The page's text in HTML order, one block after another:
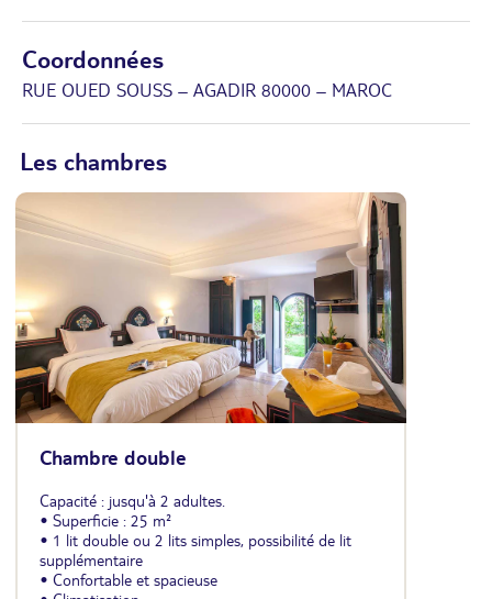
Coordonnées
RUE OUED SOUSS – AGADIR 80000 – MAROC
Les chambres
Chambre double
Capacité : jusqu'à 2 adultes.
• Superficie : 25 m²
• 1 lit double ou 2 lits simples, possibilité de lit
supplémentaire
• Confortable et spacieuse